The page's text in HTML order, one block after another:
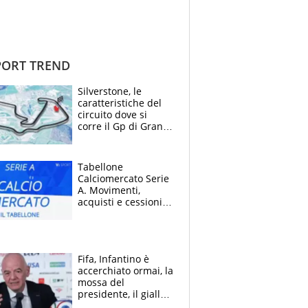
TREND
Silverstone, le
caratteristiche del
circuito dove si
corre il Gp di Gran
Tabellone
Calciomercato Serie
A. Movimenti,
acquisti e cessioni:
Fifa, Infantino è
accerchiato ormai, la
mossa del
presidente, il giallo